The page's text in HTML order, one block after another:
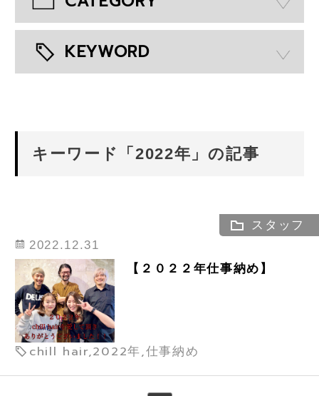
KEYWORD
キーワード「2022年」の記事
スタッフ
2022.12.31
【２０２２年仕事納め】
chill hair,2022年,仕事納め